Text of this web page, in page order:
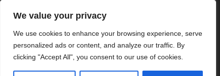
We value your privacy
We use cookies to enhance your browsing experience, serve
personalized ads or content, and analyze our traffic. By
clicking "Accept All", you consent to our use of cookies.
Fax：86-573-8910-3031
E-mail：huang180@rihting.com